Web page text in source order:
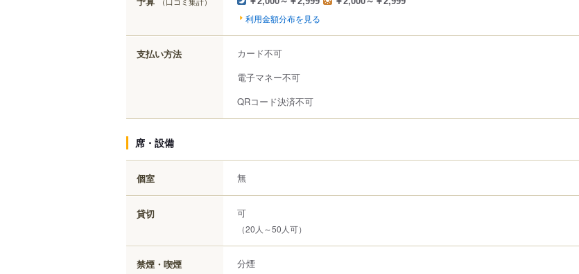
利用金額分布を見る
支払い方法
カード不可
電子マネー不可
QRコード決済不可
席・設備
個室 無
貸切 可
（20人～50人可）
禁煙・喫煙 分煙